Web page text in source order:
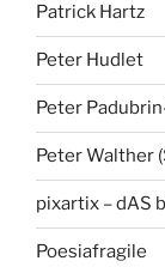
Patrick Hartz
Peter Hudlet
Peter
Peter Walther
pixartix – dAS
Poesiafragile